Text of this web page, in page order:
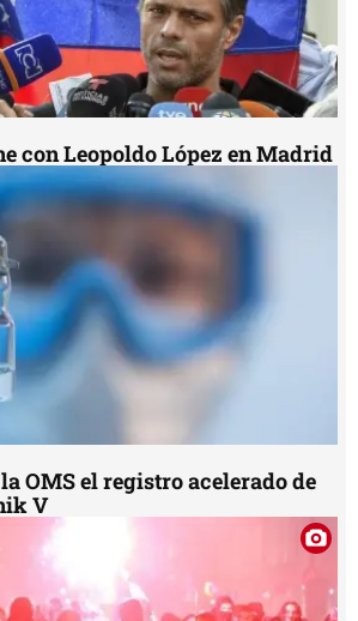
con Leopoldo López en Madrid
OMS el registro acelerado de
V